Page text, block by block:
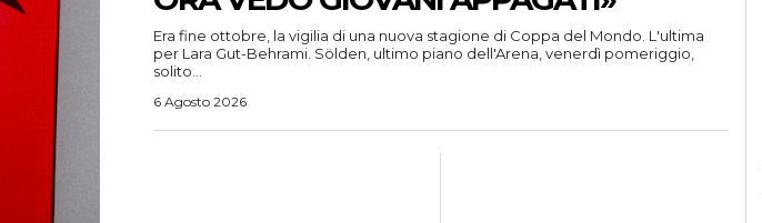
Era fine ottobre, la vigilia di una nuova stagione di Coppa del Mondo. L'ultima
per Lara Gut-Behrami. Sölden, ultimo piano dell'Arena, venerdì pomeriggio,
solito...
6 Agosto 2026